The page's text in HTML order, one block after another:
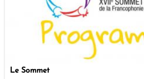
Le Sommet